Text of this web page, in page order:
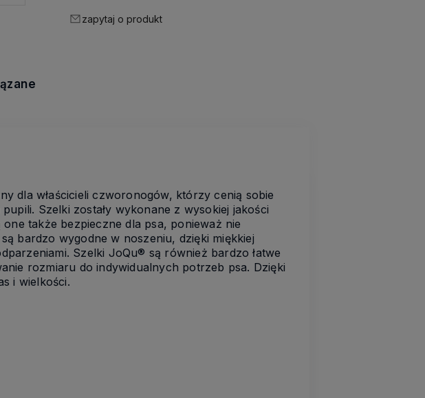
zapytaj o produkt
dla właścicieli czworonogów, którzy cenią sobie
Szelki zostały wykonane z wysokiej jakości
także bezpieczne dla psa, ponieważ nie
bardzo wygodne w noszeniu, dzięki miękkiej
Szelki JoQu® są również bardzo łatwe
rozmiaru do indywidualnych potrzeb psa. Dzięki
i wielkości.